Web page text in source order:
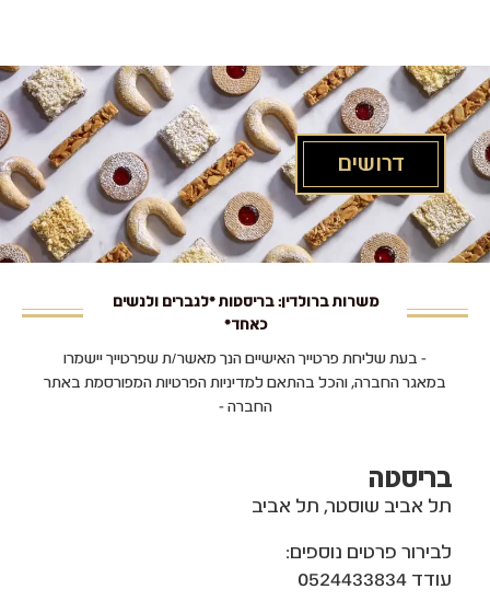
דרושים
משרות ברולדין: בריסטות *לגברים ולנשים
כאחד*
- בעת שליחת פרטייך האישיים הנך מאשר/ת שפרטייך יישמרו
במאגר החברה, והכל בהתאם למדיניות הפרטיות המפורסמת באתר
החברה -
בריסטה
תל אביב שוסטר, תל אביב
לבירור פרטים נוספים:
עודד 0524433834